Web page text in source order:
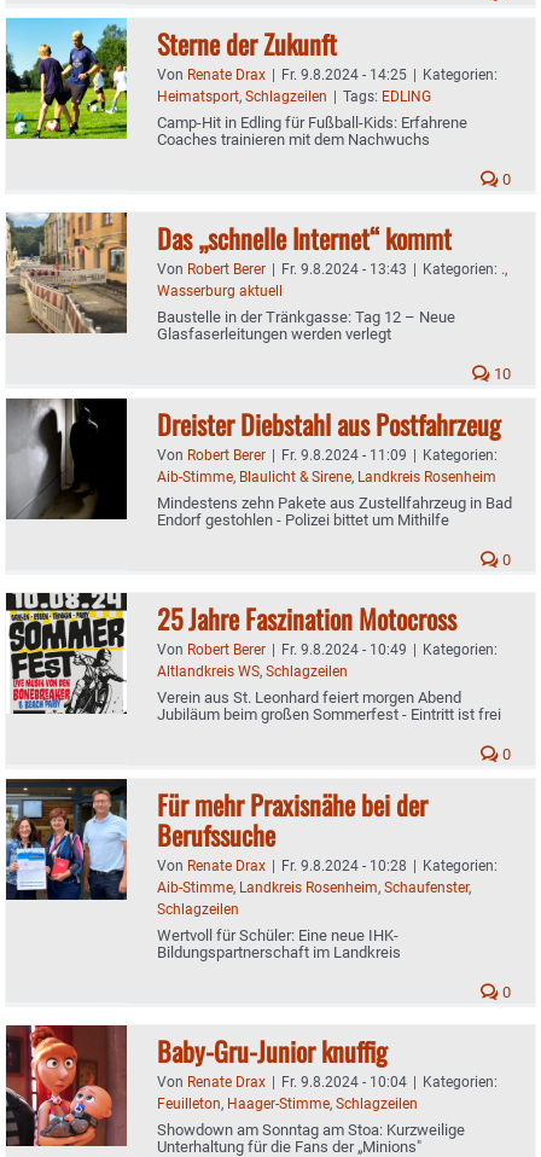
Sterne der Zukunft
Von Renate Drax | Fr. 9.8.2024 - 14:25 | Kategorien:
Heimatsport, Schlagzeilen | Tags: EDLING
Camp-Hit in Edling für Fußball-Kids: Erfahrene
Coaches trainieren mit dem Nachwuchs
0
Das „schnelle Internet“ kommt
Von Robert Berer | Fr. 9.8.2024 - 13:43 | Kategorien: .,
Wasserburg aktuell
Baustelle in der Tränkgasse: Tag 12 – Neue
Glasfaserleitungen werden verlegt
10
Dreister Diebstahl aus Postfahrzeug
Von Robert Berer | Fr. 9.8.2024 - 11:09 | Kategorien:
Aib-Stimme, Blaulicht & Sirene, Landkreis Rosenheim
Mindestens zehn Pakete aus Zustellfahrzeug in Bad
Endorf gestohlen - Polizei bittet um Mithilfe
0
25 Jahre Faszination Motocross
Von Robert Berer | Fr. 9.8.2024 - 10:49 | Kategorien:
Altlandkreis WS, Schlagzeilen
Verein aus St. Leonhard feiert morgen Abend
Jubiläum beim großen Sommerfest - Eintritt ist frei
0
Für mehr Praxisnähe bei der
Berufssuche
Von Renate Drax | Fr. 9.8.2024 - 10:28 | Kategorien:
Aib-Stimme, Landkreis Rosenheim, Schaufenster,
Schlagzeilen
Wertvoll für Schüler: Eine neue IHK-
Bildungspartnerschaft im Landkreis
0
Baby-Gru-Junior knuffig
Von Renate Drax | Fr. 9.8.2024 - 10:04 | Kategorien:
Feuilleton, Haager-Stimme, Schlagzeilen
Showdown am Sonntag am Stoa: Kurzweilige
Unterhaltung für die Fans der „Minions"